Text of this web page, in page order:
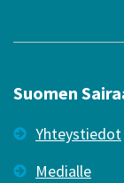
Suomen
Yhteystiedot
Medialle